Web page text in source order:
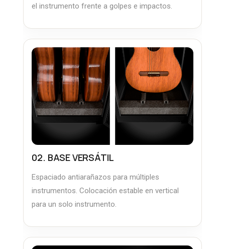
el instrumento frente a golpes e impactos.
02. BASE VERSÁTIL
Espaciado antiarañazos para múltiples
instrumentos. Colocación estable en vertical
para un solo instrumento.